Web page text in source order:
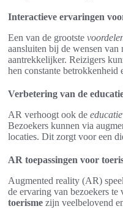
Interactieve ervaringen
Een van de grootste
aansluiten bij de wensen
aantrekkelijker. Reizigers
hen constante betrokkenheid
Verbetering van de
AR verhoogt ook de
Bezoekers kunnen via
locaties. Dit zorgt voor een
AR toepassingen voor
Augmented reality (AR)
de ervaring van bezoekers
toerisme zijn veelbelovend